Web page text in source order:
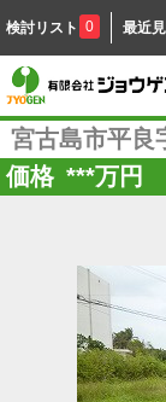
検討リスト 0 最近
宮古島市平良
価格 ***万円